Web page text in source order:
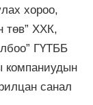
хороо,
төв” ХХК,
ГҮТББ
компаниудын
санал